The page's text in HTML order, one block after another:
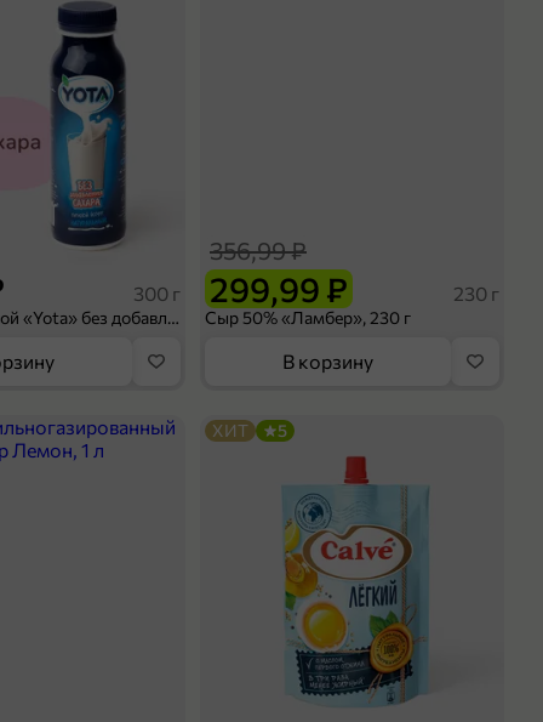
300 г
Йогурт питьевой «Yota» без добавления сахара, 300 г
299,99 ₽
356,99 ₽
230 г
Сыр 50% «Ламбер», 230 г
В корзину
ХИТ 5